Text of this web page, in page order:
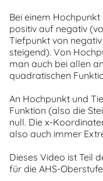
Bei einem
positiv auf negativ
Tiefpunkt von
steigend). Von
man auch bei allen
quadratischen
An Hochpunkt und
Funktion (also die
null. Die x-
also auch immer
Dieses Video ist Teil
für die AHS-